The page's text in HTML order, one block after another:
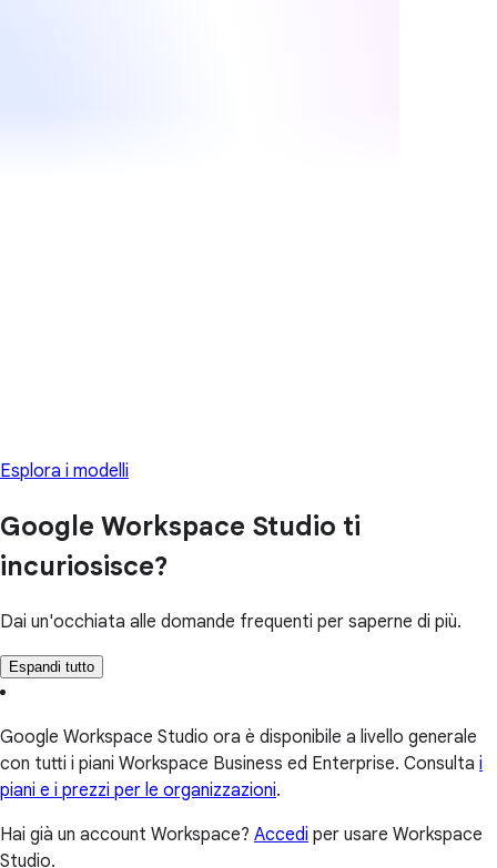
Esplora i modelli
Google Workspace Studio ti
incuriosisce?
Dai un'occhiata alle domande frequenti per saperne di più.
Espandi tutto
Google Workspace Studio ora è disponibile a livello generale
con tutti i piani Workspace Business ed Enterprise. Consulta i
piani e i prezzi per le organizzazioni.
Hai già un account Workspace? Accedi per usare Workspace
Studio.